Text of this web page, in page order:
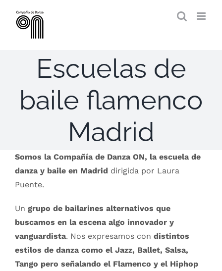
Escuelas de
baile flamenco
Madrid
Somos la Compañía de Danza ON, la escuela de
danza y baile en Madrid dirigida por Laura
Puente.
Un grupo de bailarines alternativos que
buscamos en la escena algo innovador y
vanguardista. Nos expresamos con distintos
estilos de danza como el Jazz, Ballet, Salsa,
Tango pero señalando el Flamenco y el Hiphop